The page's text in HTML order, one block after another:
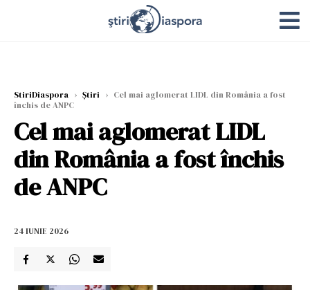
StiriDiaspora › Știri › Cel mai aglomerat LIDL din România a fost
închis de ANPC
Cel mai aglomerat LIDL
din România a fost închis
de ANPC
24 IUNIE 2026